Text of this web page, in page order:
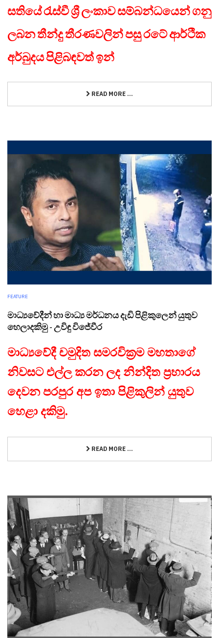
සතියේ රැස්වී ශ්‍රී ලංකාව සම්බන්ධයෙන් ගනු
ලබන තීන්දු තීරණවලින් පසු රටේ ආර්ථික
අර්බුදය පිළිබඳවත් ඉන්
READ MORE ...
FEATURE
මාධ්‍යවේදීන් හා මාධ්‍ය මර්ධනය දැඩි පිළිකුලෙන් යුතුව
හෙලාදකිමු - උවිඳු විජේවීර
මාධ්‍යවේදී චමුදිත සමරවික්‍රම මහතාගේ
නිවසට එල්ල කරන ලද නින්දිත ප්‍රහාරය
දෙවන පරපුර අප ඉතා පිළිකුලින් යුතුව
හෙළා දකිමු.
READ MORE ...